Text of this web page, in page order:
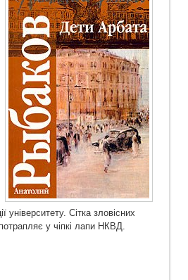
університету. Сітка зловісних
потрапляє у чіпкі лапи НКВД.